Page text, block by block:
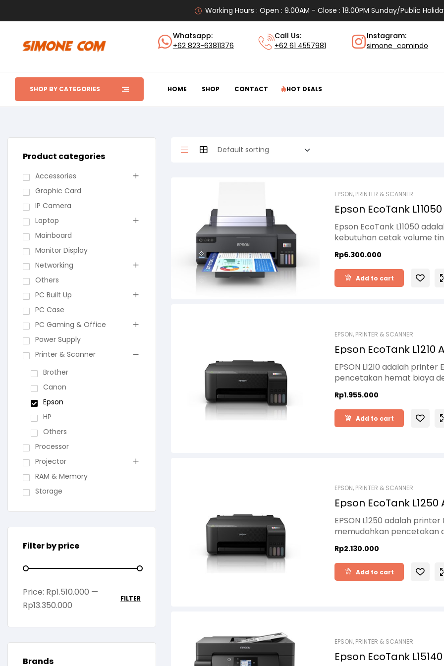
Working Hours : Open : 9.00AM - Close : 18.00PM Sunday/Public
Whatsapp:
+62 823-63811376
Call Us:
+62 61 4557981
Instagram:
simone_comindo
SHOP BY CATEGORIES HOME SHOP CONTACT HOT DEALS
EPSON, PRINTER & SCANNER
Epson EcoTank
Epson EcoTank L11050
kebutuhan cetak volume
besar, printer ini dapat
isi ulang. Desainnya tetap
dan konektivitas Wi-Fi
Rp6.300.000
Add to cart
EPSON, PRINTER & SCANNER
Epson EcoTank L1210
EPSON L1210 adalah
pencetakan hemat biaya
cetak rumahan, pelajar,
konsumsi tinta yang efisien,
jelas untuk dokumen
Rp1.955.000
Add to cart
EPSON, PRINTER & SCANNER
Epson EcoTank
EPSON L1250 adalah
memudahkan pencetakan
menghasilkan cetakan
rendah. Desainnya yang
penggunaan rumahan,
Rp2.130.000
Add to cart
EPSON, PRINTER & SCANNER
Epson EcoTank
Product categories
Accessories
Graphic Card
IP Camera
Laptop
Mainboard
Monitor Display
Networking
Others
PC Built Up
PC Case
PC Gaming & Office
Power Supply
Printer & Scanner
Brother
Canon
Epson
HP
Others
Processor
Projector
RAM & Memory
Storage
Filter by price
FILTER
Price: Rp1.510.000 —
Rp13.350.000
Brands